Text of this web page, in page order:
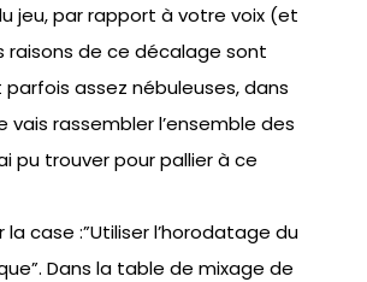
jeu, par rapport à votre voix (et
raisons de ce décalage sont
assez nébuleuses, dans
rassembler l’ensemble des
pu trouver pour pallier à ce
la case :”Utiliser l’horodatage du
Dans la table de mixage de